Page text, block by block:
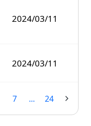
2024/03/11
2024/03/11
7 ... 24